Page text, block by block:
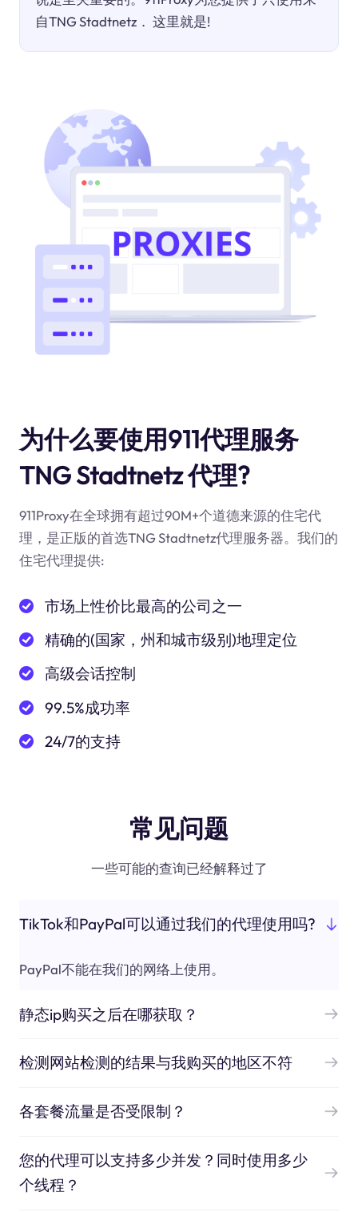
自TNG Stadtnetz． 这里就是!
为什么要使用911代理服务
TNG Stadtnetz 代理?
911Proxy在全球拥有超过90M+个道德来源的住宅代
理，是正版的首选TNG Stadtnetz代理服务器。我们的
住宅代理提供:
市场上性价比最高的公司之一
精确的(国家，州和城市级别)地理定位
高级会话控制
99.5%成功率
24/7的支持
常见问题
一些可能的查询已经解释过了
TikTok和PayPal可以通过我们的代理使用吗?
PayPal不能在我们的网络上使用。
静态ip购买之后在哪获取？
检测网站检测的结果与我购买的地区不符
各套餐流量是否受限制？
您的代理可以支持多少并发？同时使用多少
个线程？